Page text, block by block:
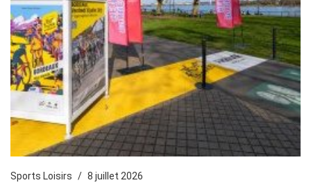
Sports Loisirs 8 juillet 2026